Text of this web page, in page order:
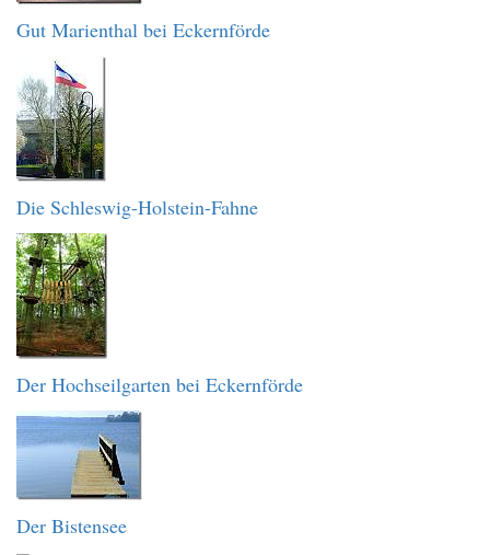
Gut Marienthal bei Eckernförde
Die Schleswig-Holstein-Fahne
Der Hochseilgarten bei Eckernförde
Der Bistensee